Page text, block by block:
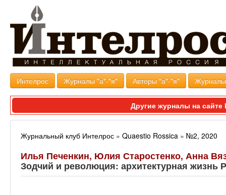
Интелрос Журналы "а"-"я" Авторы "а"-"я"
Другие журналы на
Журнальный клуб Интелрос » Quaestio Rossica » №2, 2020
Илья Печенкин, Юлия Старостенко, Анна
Зодчий и революция: архитектурная жизнь